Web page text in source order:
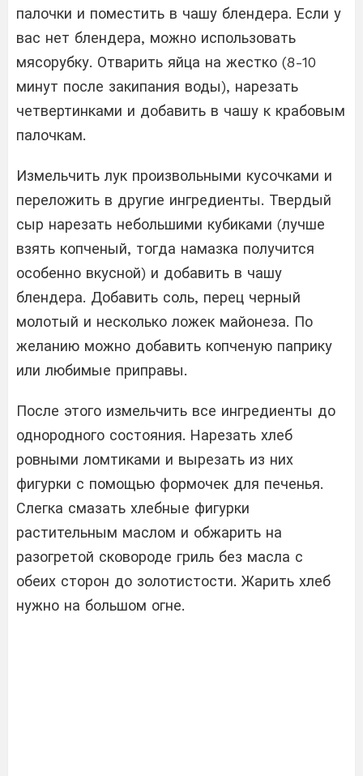
палочки и поместить в чашу блендера. Если у
вас нет блендера, можно использовать
мясорубку. Отварить яйца на жестко (8-10
минут после закипания воды), нарезать
четвертинками и добавить в чашу к крабовым
палочкам.
Измельчить лук произвольными кусочками и
переложить в другие ингредиенты. Твердый
сыр нарезать небольшими кубиками (лучше
взять копченый, тогда намазка получится
особенно вкусной) и добавить в чашу
блендера. Добавить соль, перец черный
молотый и несколько ложек майонеза. По
желанию можно добавить копченую паприку
или любимые приправы.
После этого измельчить все ингредиенты до
однородного состояния. Нарезать хлеб
ровными ломтиками и вырезать из них
фигурки с помощью формочек для печенья.
Слегка смазать хлебные фигурки
растительным маслом и обжарить на
разогретой сковороде гриль без масла с
обеих сторон до золотистости. Жарить хлеб
нужно на большом огне.